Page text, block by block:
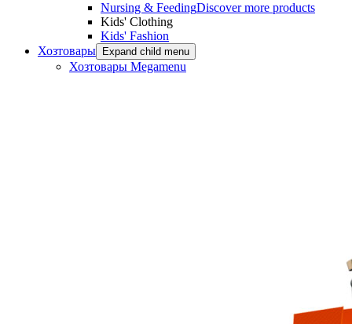
Nursing & FeedingDiscover more products
Kids' Clothing
Kids' Fashion
Хозтовары
Expand child menu
Хозтовары Megamenu